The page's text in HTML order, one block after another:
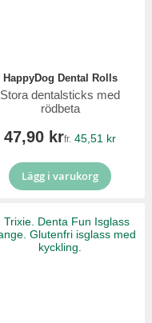
HappyDog Dental Rolls
Stora dentalsticks med
rödbeta
47,90 krfr. 45,51 kr
Lägg i varukorg